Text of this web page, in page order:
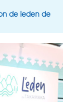
de leden de